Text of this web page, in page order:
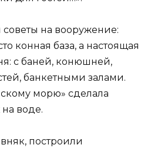
советы на вооружение:
конная база, а настоящая
с баней, конюшней,
банкетными залами.
морю» сделала
воде.
построили